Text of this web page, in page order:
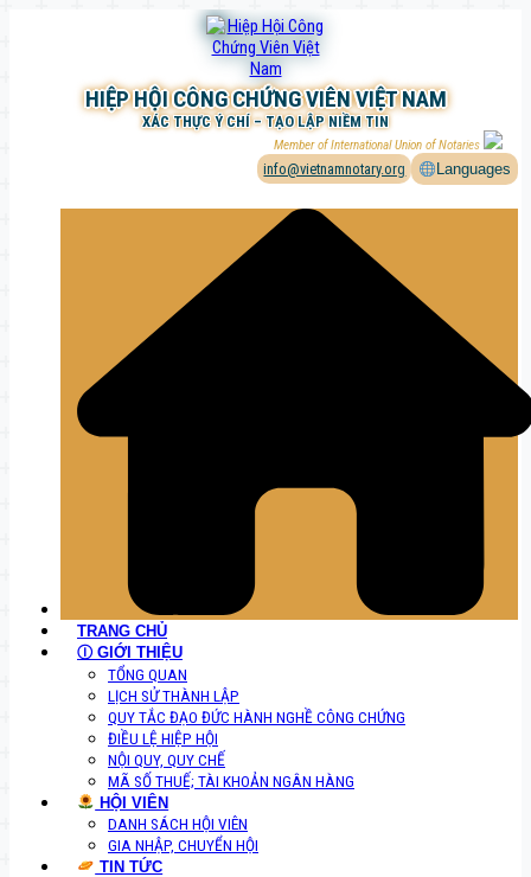
HIỆP HỘI CÔNG CHỨNG VIÊN VIỆT NAM
XÁC THỰC Ý CHÍ – TẠO LẬP NIỀM TIN
Member of International Union of Notaries
info@vietnamnotary.org Languages
TRANG CHỦ
Ⓘ GIỚI THIỆU
TỔNG QUAN
LỊCH SỬ THÀNH LẬP
QUY TẮC ĐẠO ĐỨC HÀNH NGHỀ CÔNG CHỨNG
ĐIỀU LỆ HIỆP HỘI
NỘI QUY, QUY CHẾ
MÃ SỐ THUẾ; TÀI KHOẢN NGÂN HÀNG
HỘI VIÊN
DANH SÁCH HỘI VIÊN
GIA NHẬP, CHUYỂN HỘI
TIN TỨC